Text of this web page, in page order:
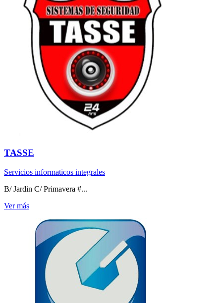
TASSE
Servicios informaticos integrales
B/ Jardin C/ Primavera #...
Ver más